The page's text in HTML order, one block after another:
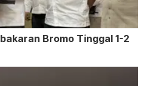
Bromo Tinggal 1-2